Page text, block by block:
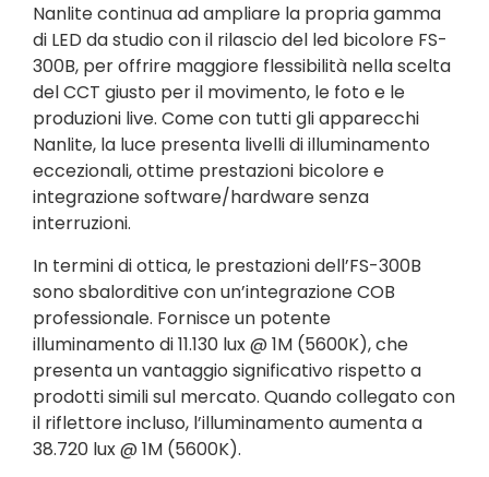
Nanlite continua ad ampliare la propria gamma
di LED da studio con il rilascio del led bicolore FS-
300B, per offrire maggiore flessibilità nella scelta
del CCT giusto per il movimento, le foto e le
produzioni live. Come con tutti gli apparecchi
Nanlite, la luce presenta livelli di illuminamento
eccezionali, ottime prestazioni bicolore e
integrazione software/hardware senza
interruzioni.
In termini di ottica, le prestazioni dell’FS-300B
sono sbalorditive con un’integrazione COB
professionale. Fornisce un potente
illuminamento di 11.130 lux @ 1M (5600K), che
presenta un vantaggio significativo rispetto a
prodotti simili sul mercato. Quando collegato con
il riflettore incluso, l’illuminamento aumenta a
38.720 lux @ 1M (5600K).